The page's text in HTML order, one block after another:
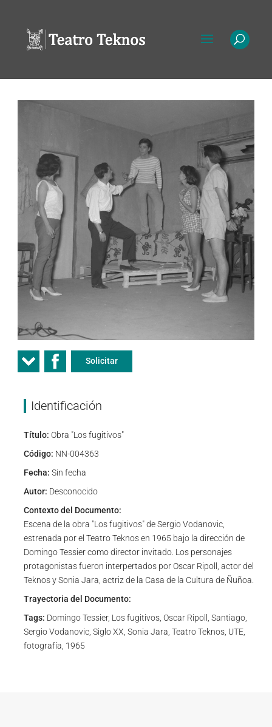
Solicitar
Identificación
Título: Obra "Los fugitivos"
Código: NN-004363
Fecha: Sin fecha
Autor: Desconocido
Contexto del Documento:
Escena de la obra "Los fugitivos" de Sergio Vodanovic,
estrenada por el Teatro Teknos en 1965 bajo la dirección de
Domingo Tessier como director invitado. Los personajes
protagonistas fueron interpertados por Oscar Ripoll, actor del
Teknos y Sonia Jara, actriz de la Casa de la Cultura de Ñuñoa.
Trayectoria del Documento:
Tags: Domingo Tessier, Los fugitivos, Oscar Ripoll, Santiago,
Sergio Vodanovic, Siglo XX, Sonia Jara, Teatro Teknos, UTE,
fotografía, 1965